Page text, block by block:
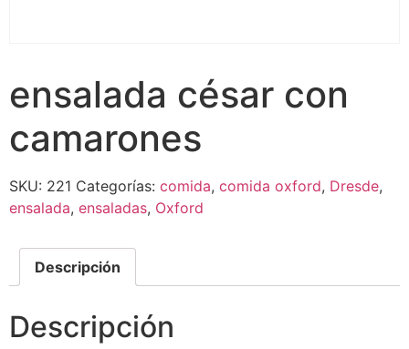
ensalada césar con
camarones
SKU: 221 Categorías: comida, comida oxford, Dresde,
ensalada, ensaladas, Oxford
Descripción
Descripción